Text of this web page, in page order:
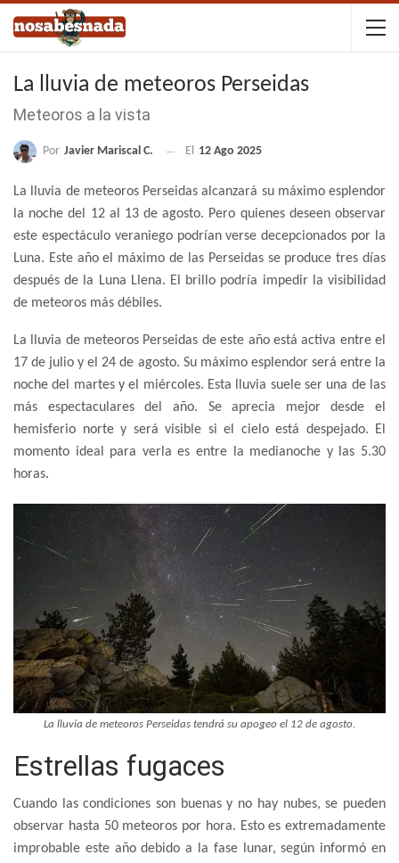
La lluvia de meteoros Perseidas
Meteoros a la vista
Por Javier Mariscal C. El 12 Ago 2025
La lluvia de meteoros Perseidas alcanzará su máximo esplendor
la noche del 12 al 13 de agosto. Pero quienes deseen observar
este espectáculo veraniego podrían verse decepcionados por la
Luna. Este año el máximo de las Perseidas se produce tres días
después de la Luna Llena. El brillo podría impedir la visibilidad
de meteoros más débiles.
La lluvia de meteoros Perseidas de este año está activa entre el
17 de julio y el 24 de agosto. Su máximo esplendor será entre la
noche del martes y el miércoles. Esta lluvia suele ser una de las
más espectaculares del año. Se aprecia mejor desde el
hemisferio norte y será visible si el cielo está despejado. El
momento ideal para verla es entre la medianoche y las 5.30
horas.
La lluvia de meteoros Perseidas tendrá su apogeo el 12 de agosto.
Estrellas fugaces
Cuando las condiciones son buenas y no hay nubes, se pueden
observar hasta 50 meteoros por hora. Esto es extremadamente
improbable este año debido a la fase lunar, según informó en